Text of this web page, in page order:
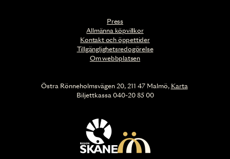
Press
Allmänna köpvillkor
Kontakt och öppettider
Tillgänglighetsredogörelse
Om webbplatsen
Östra Rönneholmsvägen 20, 211 47 Malmö, Karta
Biljettkassa 040-20 85 00